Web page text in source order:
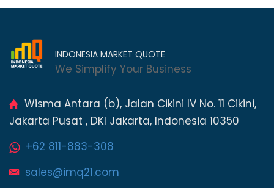
INDONESIA MARKET QUOTE
We Simplify Your Business
Wisma Antara (b), Jalan Cikini IV No. 11 Cikini,
Jakarta Pusat , DKI Jakarta, Indonesia 10350
+62 811-883-308
sales@imq21.com